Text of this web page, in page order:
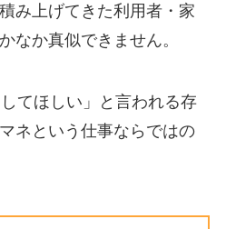
み上げてきた利用者・家
なか真似できません。
てほしい」と言われる存
ネという仕事ならではの